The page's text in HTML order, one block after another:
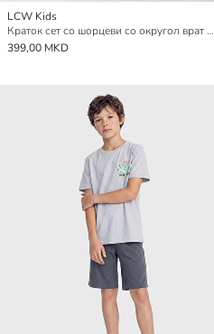
LCW Kids
Краток сет со шорцеви со округол врат за момчиња
399,00 MKD